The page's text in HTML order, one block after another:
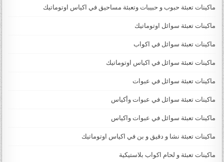
ماكينات تعبئة حبوب و حبيبات وتعبئة مساحيق في اكياس اوتوماتيك
ماكينات تعبئة سوائل اوتوماتيك
ماكينات تعبئة سوائل في اكواب
ماكينات تعبئة سوائل في اكياس اوتوماتيك
ماكينات تعبئة سوائل في عبوات
ماكينات تعبئة سوائل في عبوات وأكياس
ماكينات تعبئة سوائل في عبوات واكياس
ماكينات تعبئة نشا و دقيق و بن في اكياس اوتوماتيك
ماكينات تعبئة و لحام اكواب بلاستيكية